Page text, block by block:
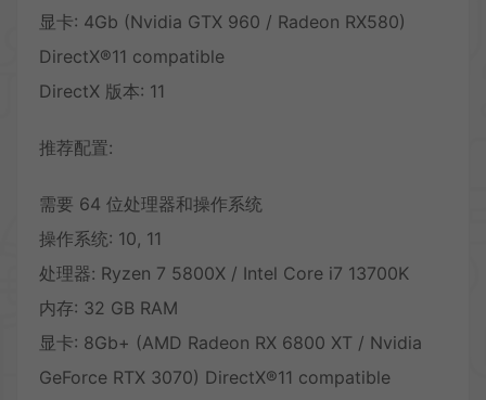
显卡: 4Gb (Nvidia GTX 960 / Radeon RX580)
DirectX®11 compatible
DirectX 版本: 11
推荐配置:
需要 64 位处理器和操作系统
操作系统: 10, 11
处理器: Ryzen 7 5800X / Intel Core i7 13700K
内存: 32 GB RAM
显卡: 8Gb+ (AMD Radeon RX 6800 XT / Nvidia
GeForce RTX 3070) DirectX®11 compatible